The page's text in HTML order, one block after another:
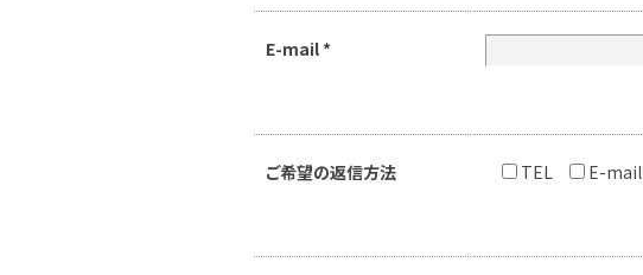
E-mail *
ご希望の返信方法 TEL E-mail